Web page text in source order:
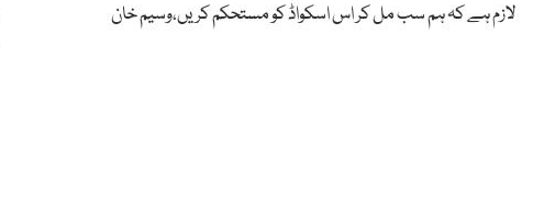
لازم ہے کہ ہم سب مل کر اس اسکواڈ کو مستحکم کریں،وسیم خان